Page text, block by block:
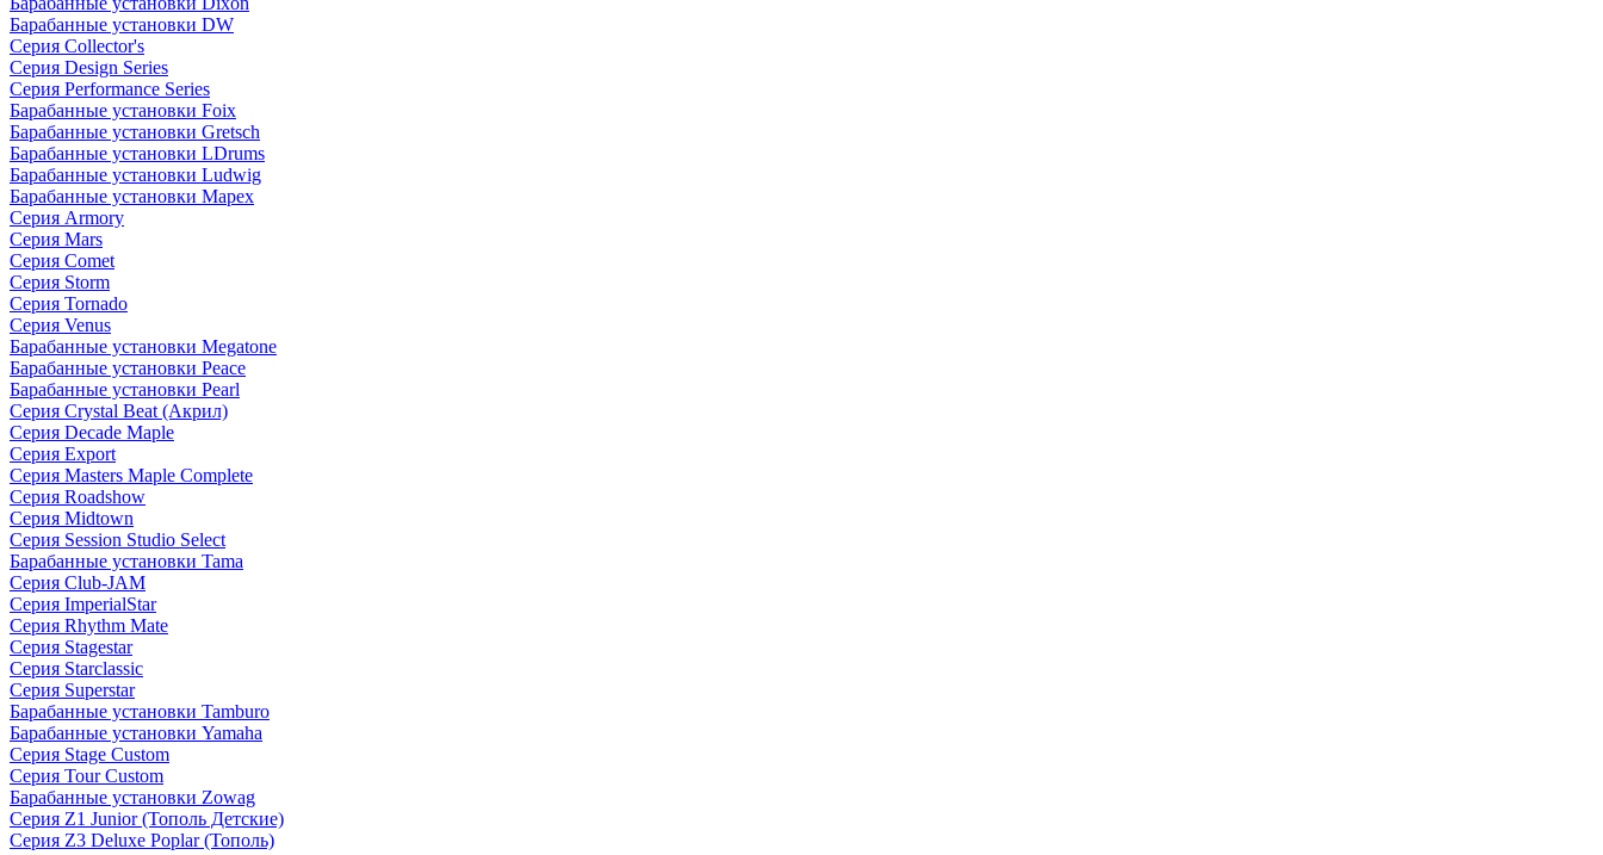
Барабанные установки DW
Серия Collector's
Серия Design Series
Серия Performance Series
Барабанные установки Foix
Барабанные установки Gretsch
Барабанные установки LDrums
Барабанные установки Ludwig
Барабанные установки Mapex
Серия Armory
Серия Mars
Серия Comet
Серия Storm
Серия Tornado
Серия Venus
Барабанные установки Megatone
Барабанные установки Peace
Барабанные установки Pearl
Серия Crystal Beat (Акрил)
Серия Decade Maple
Серия Export
Серия Masters Maple Complete
Серия Roadshow
Серия Midtown
Серия Session Studio Select
Барабанные установки Tama
Серия Club-JAM
Серия ImperialStar
Серия Rhythm Mate
Серия Stagestar
Серия Starclassic
Серия Superstar
Барабанные установки Tamburo
Барабанные установки Yamaha
Серия Stage Custom
Серия Tour Custom
Барабанные установки Zowag
Серия Z1 Junior (Тополь Детские)
Серия Z3 Deluxe Poplar (Тополь)